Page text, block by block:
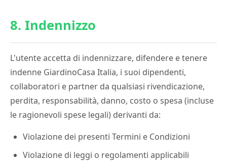
8. Indennizzo
L'utente accetta di indennizzare, difendere e tenere
indenne GiardinoCasa Italia, i suoi dipendenti,
collaboratori e partner da qualsiasi rivendicazione,
perdita, responsabilità, danno, costo o spesa (incluse
le ragionevoli spese legali) derivanti da:
Violazione dei presenti Termini e Condizioni
Violazione di leggi o regolamenti applicabili